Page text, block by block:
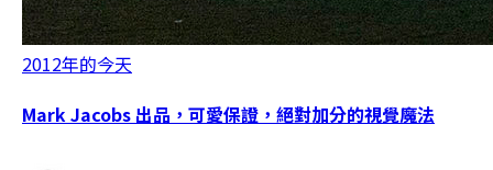
2012年的今天
Mark Jacobs 出品，可愛保證，絕對加分的視覺魔法